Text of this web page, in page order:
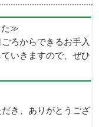
た≫
ろからできるお手入
いきますので、ぜひ
き、ありがとうござ